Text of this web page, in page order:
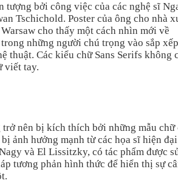
tượng bởi công việc của các nghệ sĩ
Tschichold. Poster của ông cho nhà
cho thấy một cách nhìn mới về
những người chú trọng vào sắp xếp
thuật. Các kiểu chữ Sans Serifs không
viết tay.
trở nên bị kích thích bởi những mẫu chữ
ảnh hưởng mạnh từ các họa sĩ hiện
và El Lissitzky, có tác phẩm được
tương phản hình thức để hiển thị sự